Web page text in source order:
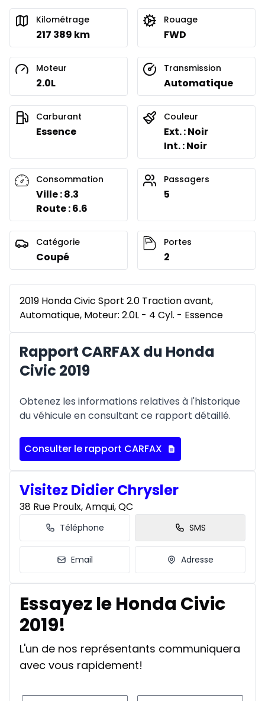
Kilométrage
217 389 km
Rouage
FWD
Moteur
2.0L
Transmission
Automatique
Carburant
Essence
Couleur
Ext. : Noir
Int. : Noir
Consommation
Ville : 8.3
Route : 6.6
Passagers
5
Catégorie
Coupé
Portes
2
2019 Honda Civic Sport 2.0 Traction avant,
Automatique, Moteur: 2.0L - 4 Cyl. - Essence
Rapport CARFAX du Honda
Civic 2019
Obtenez les informations relatives à l'historique
du véhicule en consultant ce rapport détaillé.
Consulter le rapport CARFAX
Visitez Didier Chrysler
38 Rue Proulx, Amqui, QC
Téléphone SMS
Email Adresse
Essayez le Honda Civic
2019!
L'un de nos représentants communiquera
avec vous rapidement!